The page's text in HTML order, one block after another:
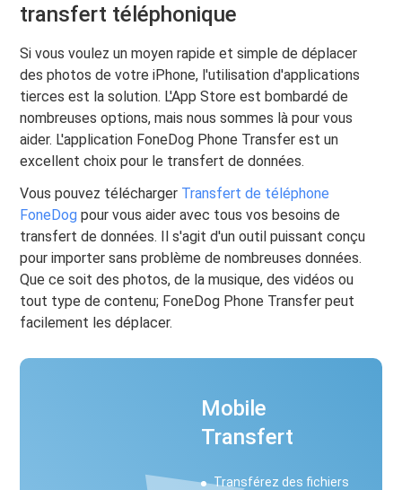
transfert téléphonique
Si vous voulez un moyen rapide et simple de déplacer
des photos de votre iPhone, l'utilisation d'applications
tierces est la solution. L'App Store est bombardé de
nombreuses options, mais nous sommes là pour vous
aider. L'application FoneDog Phone Transfer est un
excellent choix pour le transfert de données.
Vous pouvez télécharger Transfert de téléphone
FoneDog pour vous aider avec tous vos besoins de
transfert de données. Il s'agit d'un outil puissant conçu
pour importer sans problème de nombreuses données.
Que ce soit des photos, de la musique, des vidéos ou
tout type de contenu; FoneDog Phone Transfer peut
facilement les déplacer.
Mobile
Transfert
Transférez des fichiers